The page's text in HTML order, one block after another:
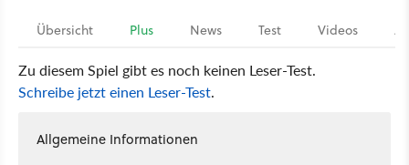
Übersicht Plus News Test Videos
Zu diesem Spiel gibt es noch keinen Leser-Test.
Schreibe jetzt einen Leser-Test.
Allgemeine Informationen